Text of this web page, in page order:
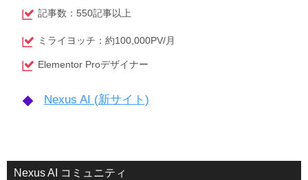
記事数：550記事以上
ミライヨッチ：約100,000PV/月
Elementor Proデザイナー
Nexus AI (新サイト)
Nexus AI コミュニティ